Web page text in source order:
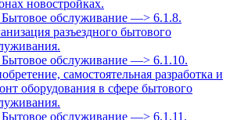
новостройках.
Бытовое обслуживание —> 6.1.8.
разъездного бытового
Бытовое обслуживание —> 6.1.10.
самостоятельная разработка и
оборудования в сфере бытового
Бытовое обслуживание —> 6.1.11.